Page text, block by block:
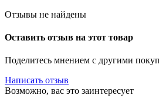
Отзывы не найдены
Оставить отзыв на этот товар
Поделитесь мнением с другими
Написать отзыв
Возможно, вас это заинтересует